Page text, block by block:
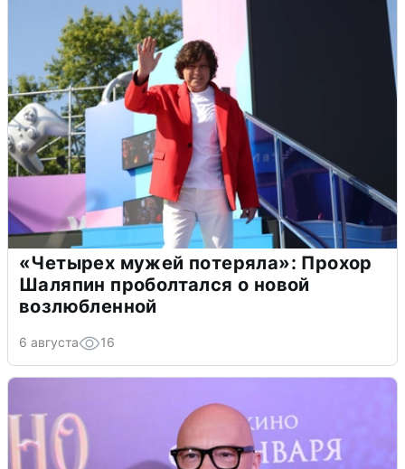
«Четырех мужей потеряла»: Прохор
Шаляпин проболтался о новой
возлюбленной
6 августа 16